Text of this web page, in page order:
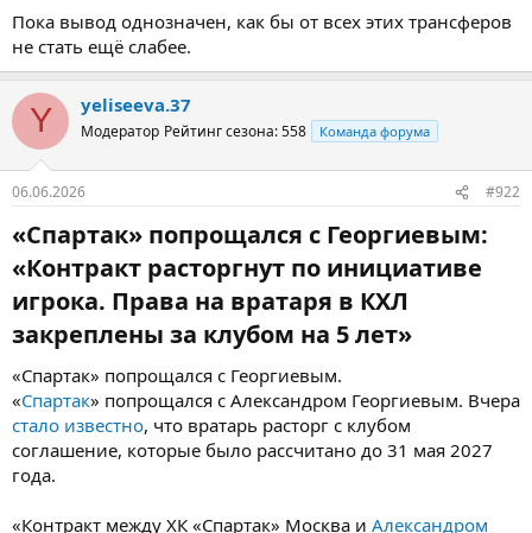
а
Пока вывод однозначен, как бы от всех этих трансферов
не стать ещё слабее.
Y yeliseeva.37
Модератор Рейтинг сезона: 558 Команда форума
06.06.2026 #922
«Спартак» попрощался с Георгиевым:
«Контракт расторгнут по инициативе
игрока. Права на вратаря в КХЛ
закреплены за клубом на 5 лет»​
«Спартак» попрощался с Георгиевым.
«Спартак» попрощался с Александром Георгиевым. Вчера
стало известно, что вратарь расторг с клубом
соглашение, которые было рассчитано до 31 мая 2027
года.
«Контракт между ХК «Спартак» Москва и Александром